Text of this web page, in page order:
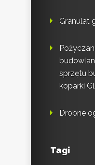
Granulat
sprzętu
koparki
Drobne
Tagi